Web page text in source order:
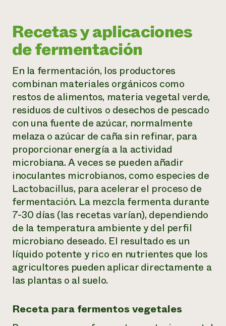
Recetas y aplicaciones
de fermentación
En la fermentación, los productores
combinan materiales orgánicos como
restos de alimentos, materia vegetal verde,
residuos de cultivos o desechos de pescado
con una fuente de azúcar, normalmente
melaza o azúcar de caña sin refinar, para
proporcionar energía a la actividad
microbiana. A veces se pueden añadir
inoculantes microbianos, como especies de
Lactobacillus, para acelerar el proceso de
fermentación. La mezcla fermenta durante
7-30 días (las recetas varían), dependiendo
de la temperatura ambiente y del perfil
microbiano deseado. El resultado es un
líquido potente y rico en nutrientes que los
agricultores pueden aplicar directamente a
las plantas o al suelo.
Receta para fermentos vegetales